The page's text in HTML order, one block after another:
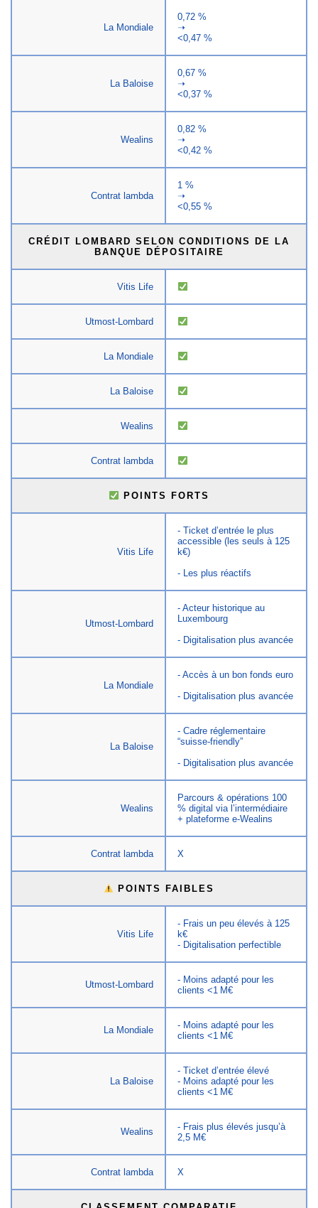
La Mondiale
0,72 %
➝
<0,47 %
La Baloise
0,67 %
➝
<0,37 %
Wealins
0,82 %
➝
<0,42 %
Contrat lambda
1 %
➝
<0,55 %
CRÉDIT LOMBARD SELON CONDITIONS DE LA
BANQUE DÉPOSITAIRE
Vitis Life
Utmost-Lombard
La Mondiale
La Baloise
Wealins
Contrat lambda
POINTS FORTS
Vitis Life
- Ticket d’entrée le plus
accessible (les seuls à 125
k€)
- Les plus réactifs
Utmost-Lombard
- Acteur historique au
Luxembourg
- Digitalisation plus avancée
La Mondiale
- Accès à un bon fonds euro
- Digitalisation plus avancée
La Baloise
- Cadre réglementaire
“suisse-friendly”
- Digitalisation plus avancée
Wealins
Parcours & opérations 100
% digital via l’intermédiaire
+ plateforme e-Wealins
Contrat lambda X
POINTS FAIBLES
Vitis Life
- Frais un peu élevés à 125
k€
- Digitalisation perfectible
Utmost-Lombard
- Moins adapté pour les
clients <1 M€
La Mondiale
- Moins adapté pour les
clients <1 M€
La Baloise
- Ticket d’entrée élevé
- Moins adapté pour les
clients <1 M€
Wealins
- Frais plus élevés jusqu’à
2,5 M€
Contrat lambda X